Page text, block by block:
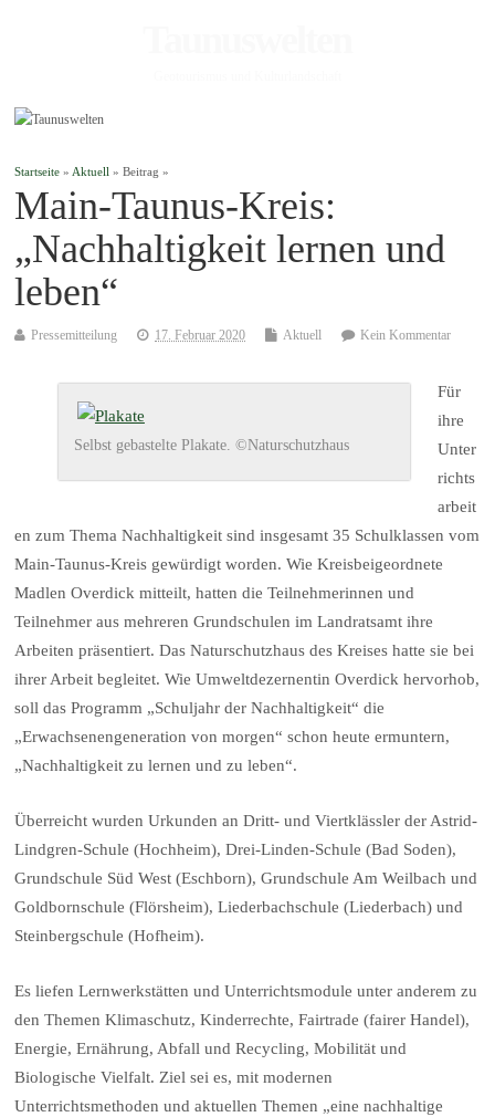
Startseite » Aktuell » Beitrag »
Main-Taunus-Kreis:
„Nachhaltigkeit lernen und
leben“
Pressemitteilung 17. Februar 2020 Aktuell Kein Kommentar
Selbst gebastelte Plakate. ©Naturschutzhaus
Für
ihre
Unter
richts
arbeit
en zum Thema Nachhaltigkeit sind insgesamt 35 Schulklassen vom
Main-Taunus-Kreis gewürdigt worden. Wie Kreisbeigeordnete
Madlen Overdick mitteilt, hatten die Teilnehmerinnen und
Teilnehmer aus mehreren Grundschulen im Landratsamt ihre
Arbeiten präsentiert. Das Naturschutzhaus des Kreises hatte sie bei
ihrer Arbeit begleitet. Wie Umweltdezernentin Overdick hervorhob,
soll das Programm „Schuljahr der Nachhaltigkeit“ die
„Erwachsenengeneration von morgen“ schon heute ermuntern,
„Nachhaltigkeit zu lernen und zu leben“.
Überreicht wurden Urkunden an Dritt- und Viertklässler der Astrid-
Lindgren-Schule (Hochheim), Drei-Linden-Schule (Bad Soden),
Grundschule Süd West (Eschborn), Grundschule Am Weilbach und
Goldbornschule (Flörsheim), Liederbachschule (Liederbach) und
Steinbergschule (Hofheim).
Es liefen Lernwerkstätten und Unterrichtsmodule unter anderem zu
den Themen Klimaschutz, Kinderrechte, Fairtrade (fairer Handel),
Energie, Ernährung, Abfall und Recycling, Mobilität und
Biologische Vielfalt. Ziel sei es, mit modernen
Unterrichtsmethoden und aktuellen Themen „eine nachhaltige